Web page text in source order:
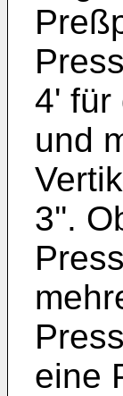
4' für
und
3''.
eine